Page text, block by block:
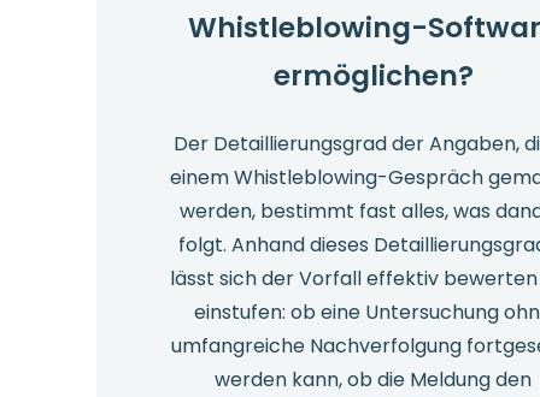
Whistleblowing-
ermöglichen?
Der Detaillierungsgrad der Angaben,
einem Whistleblowing-Gespräch
werden, bestimmt fast alles, was
folgt. Anhand dieses
lässt sich der Vorfall effektiv
einstufen: ob eine Untersuchung
umfangreiche Nachverfolgung
werden kann, ob die Meldung den